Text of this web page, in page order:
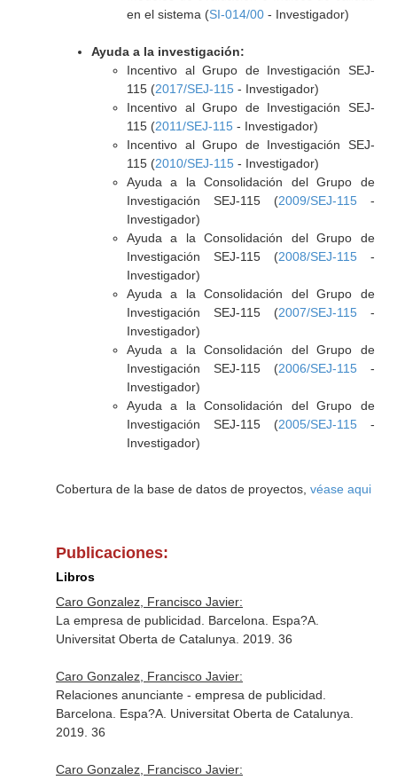
en el sistema (SI-014/00- Investigador)
Ayuda a la investigación:
Incentivo al Grupo de Investigación SEJ-
115 (2017/SEJ-115- Investigador)
Incentivo al Grupo de Investigación SEJ-
115 (2011/SEJ-115- Investigador)
Incentivo al Grupo de Investigación SEJ-
115 (2010/SEJ-115- Investigador)
Ayuda a la Consolidación del Grupo de
Investigación SEJ-115 (2009/SEJ-115-
Investigador)
Ayuda a la Consolidación del Grupo de
Investigación SEJ-115 (2008/SEJ-115-
Investigador)
Ayuda a la Consolidación del Grupo de
Investigación SEJ-115 (2007/SEJ-115-
Investigador)
Ayuda a la Consolidación del Grupo de
Investigación SEJ-115 (2006/SEJ-115-
Investigador)
Ayuda a la Consolidación del Grupo de
Investigación SEJ-115 (2005/SEJ-115-
Investigador)
Cobertura de la base de datos de proyectos, véase aqui
Publicaciones:
Libros
Caro Gonzalez, Francisco Javier:
La empresa de publicidad. Barcelona. Espa?A.
Universitat Oberta de Catalunya. 2019. 36
Caro Gonzalez, Francisco Javier:
Relaciones anunciante - empresa de publicidad.
Barcelona. Espa?A. Universitat Oberta de Catalunya.
2019. 36
Caro Gonzalez, Francisco Javier: